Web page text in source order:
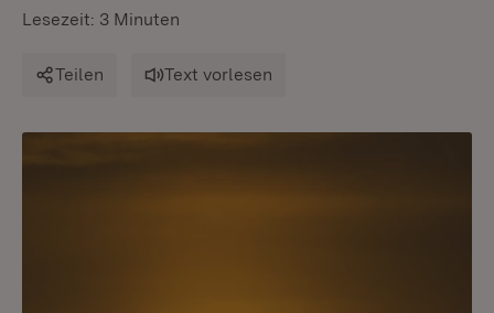
Lesezeit: 3 Minuten
Teilen Text vorlesen